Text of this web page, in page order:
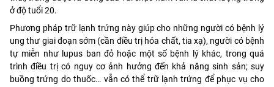
ở độ tuổi 20.
Phương pháp trữ lạnh trứng này giúp cho những người có bệnh lý
ung thư giai đoạn sớm (cần điều trị hóa chất, tia xạ), người có bệnh
tự miễn như lupus ban đỏ hoặc một số bệnh lý khác, trong quá
trình điều trị có nguy cơ ảnh hưởng đến khả năng sinh sản; suy
buồng trứng do thuốc… vẫn có thể trữ lạnh trứng để phục vụ cho